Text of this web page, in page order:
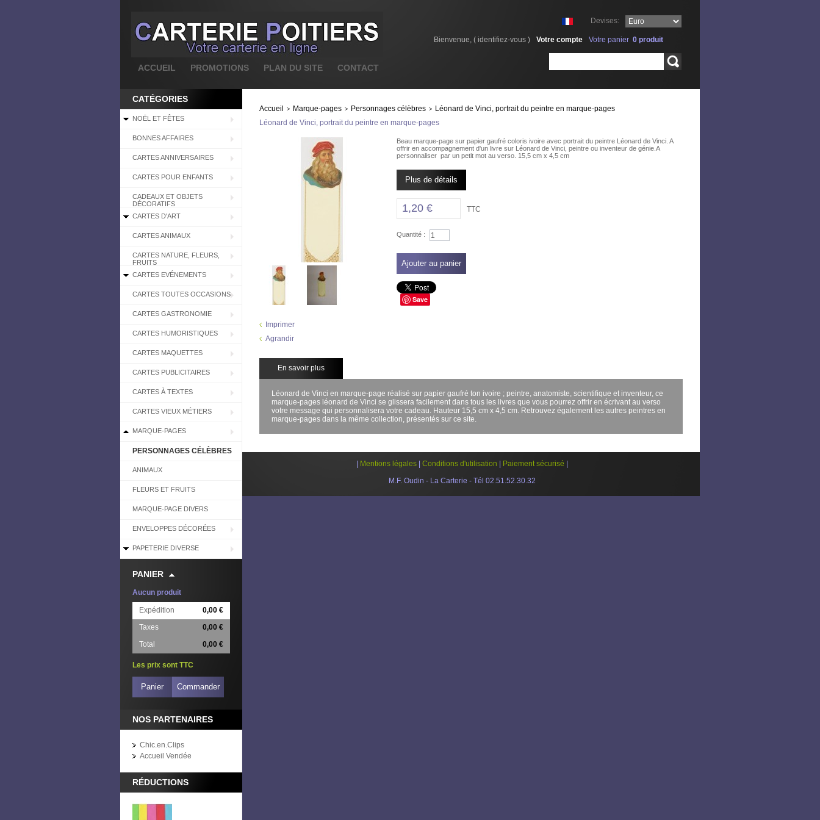
Devises:
Bienvenue, ( identifiez-vous ) Votre compte Votre panier 0 produit
ACCUEIL PROMOTIONS PLAN DU SITE CONTACT
CATÉGORIES
NOËL ET FÊTES
BONNES AFFAIRES
CARTES ANNIVERSAIRES
CARTES POUR ENFANTS
CADEAUX ET OBJETS
DÉCORATIFS
CARTES D'ART
CARTES ANIMAUX
CARTES NATURE, FLEURS,
FRUITS
CARTES EVÉNEMENTS
CARTES TOUTES OCCASIONS
CARTES GASTRONOMIE
CARTES HUMORISTIQUES
CARTES MAQUETTES
CARTES PUBLICITAIRES
CARTES À TEXTES
CARTES VIEUX MÉTIERS
MARQUE-PAGES
PERSONNAGES CÉLÈBRES
ANIMAUX
FLEURS ET FRUITS
MARQUE-PAGE DIVERS
ENVELOPPES DÉCORÉES
PAPETERIE DIVERSE
PANIER
Aucun produit
Expédition
0,00 €
Taxes
0,00 €
Total
0,00 €
Les prix sont TTC
Panier Commander
NOS PARTENAIRES
Chic.en.Clips
Accueil Vendée
RÉDUCTIONS
Accueil > Marque-pages > Personnages célèbres >
Léonard de Vinci, portrait du peintre en marque-pages
Léonard de Vinci, portrait du peintre en marque-pages
Imprimer
Agrandir
Beau marque-page sur papier gaufré coloris ivoire avec portrait du peintre Léonard de Vinci. A
offrir en accompagnement d'un livre sur Léonard de Vinci, peintre ou inventeur de génie.A
personnaliser par un petit mot au verso. 15,5 cm x 4,5 cm
Plus de détails
1,20 € TTC
Quantité :
Ajouter au panier
Save
En savoir plus
Léonard de Vinci en marque-page réalisé sur papier gaufré ton ivoire ; peintre, anatomiste, scientifique et inventeur, ce
marque-pages léonard de Vinci se glissera facilement dans tous les livres que vous pourrez offrir en écrivant au verso
votre message qui personnalisera votre cadeau. Hauteur 15,5 cm x 4,5 cm. Retrouvez également les autres peintres en
marque-pages dans la même collection, présentés sur ce site.
Mentions légales| Conditions d'utilisation Paiement sécurisé
M.F. Oudin - La Carterie - Tél 02.51.52.30.32